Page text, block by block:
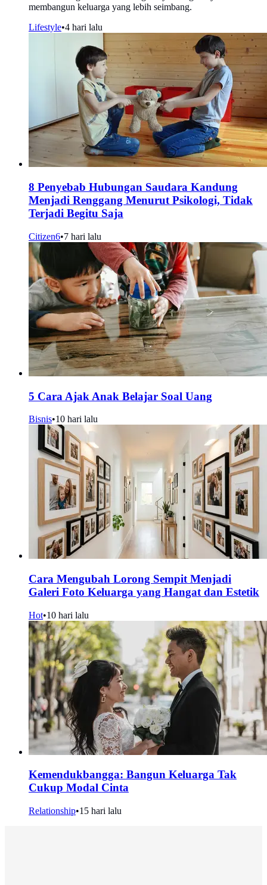
membangun keluarga yang lebih seimbang.
Lifestyle•4 hari lalu
8 Penyebab Hubungan Saudara Kandung
Menjadi Renggang Menurut Psikologi, Tidak
Terjadi Begitu Saja
Citizen6•7 hari lalu
5 Cara Ajak Anak Belajar Soal Uang
Bisnis•10 hari lalu
Cara Mengubah Lorong Sempit Menjadi
Galeri Foto Keluarga yang Hangat dan Estetik
Hot•10 hari lalu
Kemendukbangga: Bangun Keluarga Tak
Cukup Modal Cinta
Relationship•15 hari lalu